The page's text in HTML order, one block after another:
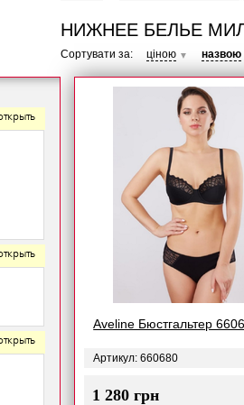
НИЖНЕЕ БЕЛЬЕ
Сортувати за: ціною ▼ назвою
Aveline Бюстгальтер
Артикул: 660680
1 280 грн